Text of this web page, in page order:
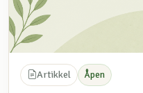
Artikkel Åpen